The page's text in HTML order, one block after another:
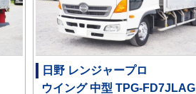
日野 レンジャープロ
ウイング 中型 TPG-FD7JLAG